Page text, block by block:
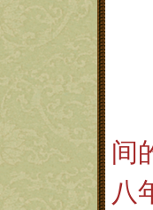
间
八